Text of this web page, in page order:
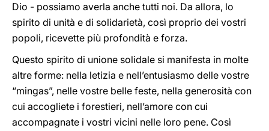
Dio - possiamo averla anche tutti noi. Da allora, lo
spirito di unità e di solidarietà, così proprio dei vostri
popoli, ricevette più profondità e forza.
Questo spirito di unione solidale si manifesta in molte
altre forme: nella letizia e nell’entusiasmo delle vostre
“mingas”, nelle vostre belle feste, nella generosità con
cui accogliete i forestieri, nell’amore con cui
accompagnate i vostri vicini nelle loro pene. Così